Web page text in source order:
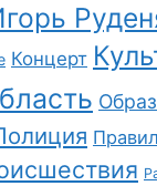
Концерт